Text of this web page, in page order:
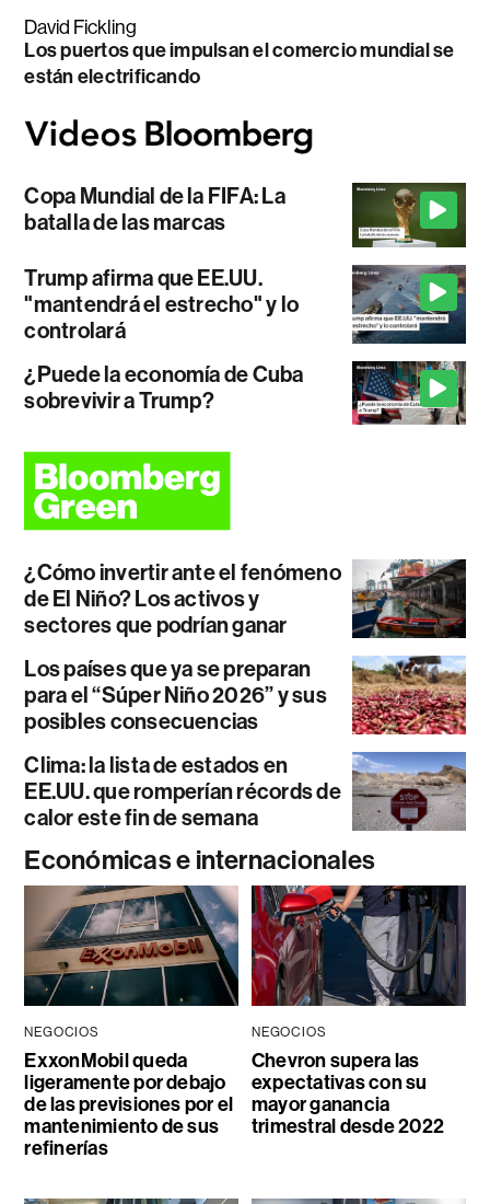
David Fickling
Los puertos que impulsan el comercio mundial se
están electrificando
Copa Mundial de la FIFA: La
batalla de las marcas
Trump afirma que EE.UU.
"mantendrá el estrecho" y lo
controlará
¿Puede la economía de Cuba
sobrevivir a Trump?
¿Cómo invertir ante el fenómeno
de El Niño? Los activos y
sectores que podrían ganar
Los países que ya se preparan
para el “Súper Niño 2026” y sus
posibles consecuencias
Clima: la lista de estados en
EE.UU. que romperían récords de
calor este fin de semana
Económicas e internacionales
NEGOCIOS
ExxonMobil queda
ligeramente por debajo
de las previsiones por el
mantenimiento de sus
refinerías
NEGOCIOS
Chevron supera las
expectativas con su
mayor ganancia
trimestral desde 2022